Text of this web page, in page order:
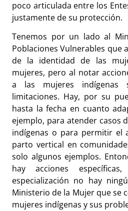
poco articulada entre los
justamente de su protección.
Tenemos por un lado al
Poblaciones Vulnerables que
de la identidad de las
mujeres, pero al notar
a las mujeres indígenas
limitaciones. Hay, por su
hasta la fecha en cuanto
ejemplo, para atender casos
indígenas o para permitir el
parto vertical en
solo algunos ejemplos.
hay acciones
especialización no hay
Ministerio de la Mujer que se
mujeres indígenas y sus